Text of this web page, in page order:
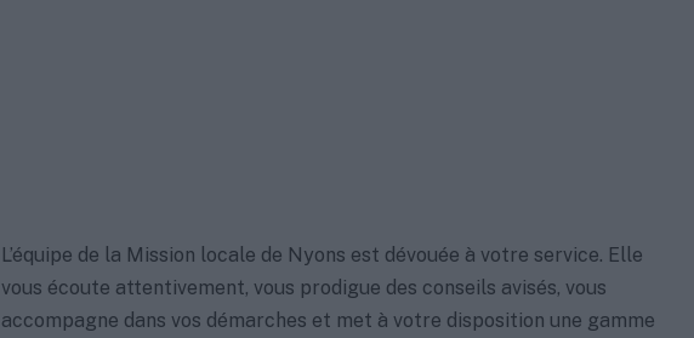
L’équipe de la Mission locale de Nyons est dévouée à votre service. Elle
vous écoute attentivement, vous prodigue des conseils avisés, vous
accompagne dans vos démarches et met à votre disposition une gamme